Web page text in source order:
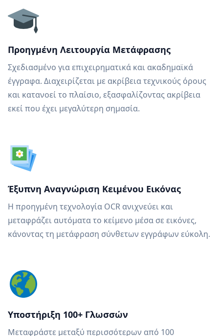
Προηγμένη Λειτουργία Μετάφρασης
Σχεδιασμένο για επιχειρηματικά και ακαδημαϊκά
έγγραφα. Διαχειρίζεται με ακρίβεια τεχνικούς όρους
και κατανοεί το πλαίσιο, εξασφαλίζοντας ακρίβεια
εκεί που έχει μεγαλύτερη σημασία.
Έξυπνη Αναγνώριση Κειμένου Εικόνας
Η προηγμένη τεχνολογία OCR ανιχνεύει και
μεταφράζει αυτόματα το κείμενο μέσα σε εικόνες,
κάνοντας τη μετάφραση σύνθετων εγγράφων εύκολη.
Υποστήριξη 100+ Γλωσσών
Μεταφράστε μεταξύ περισσότερων από 100